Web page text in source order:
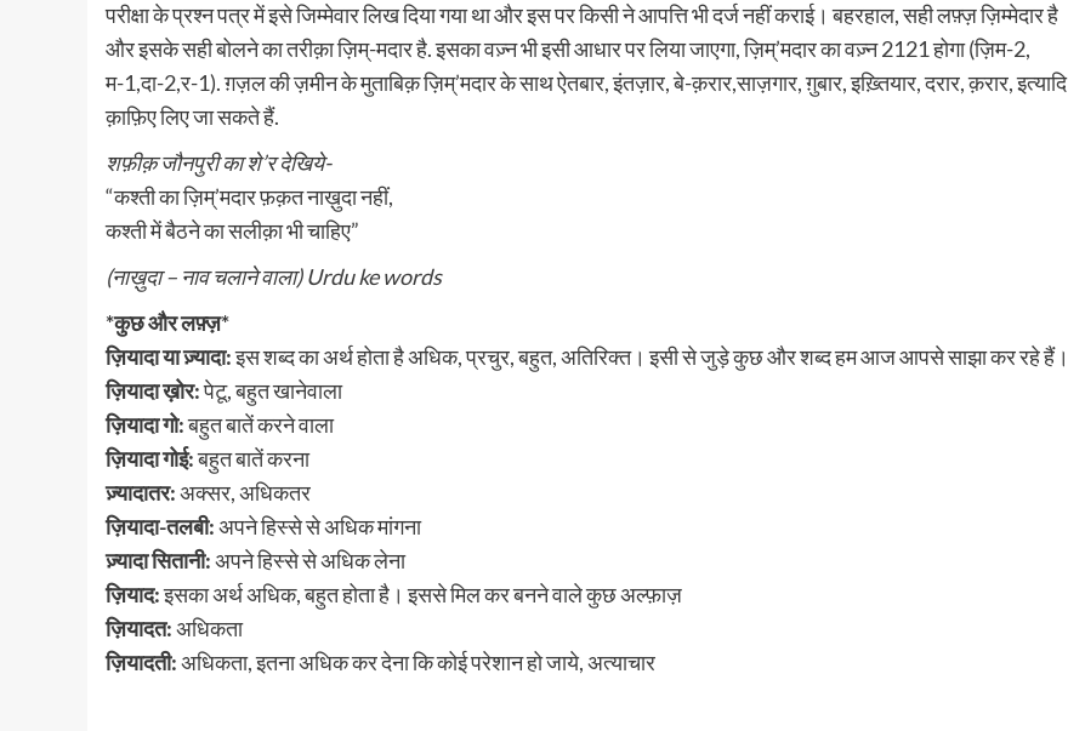
परीक्षा के प्रश्न पत्र में इसे जिम्मेवार लिख दिया गया था और इस पर किसी ने आपत्ति भी दर्ज नहीं कराई। बहरहाल, सही लफ़्ज़ ज़िम्मेदार है
और इसके सही बोलने का तरीक़ा ज़िम्-मदार है. इसका वज़्न भी इसी आधार पर लिया जाएगा, ज़िम्’मदार का वज़्न 2121 होगा (ज़िम-2,
म-1,दा-2,र-1). ग़ज़ल की ज़मीन के मुताबिक़ ज़िम्’मदार के साथ ऐतबार, इंतज़ार, बे-क़रार,साज़गार, ग़ुबार, इख़्तियार, दरार, क़रार, इत्यादि
क़ाफ़िए लिए जा सकते हैं.
शफ़ीक़ जौनपुरी का शे’र देखिये-
“कश्ती का ज़िम्’मदार फ़क़त नाख़ुदा नहीं,
कश्ती में बैठने का सलीक़ा भी चाहिए”
(नाख़ुदा – नाव चलाने वाला) Urdu ke words
*कुछ और लफ़्ज़*
ज़ियादा या ज़्यादा:इस शब्द का अर्थ होता है अधिक, प्रचुर, बहुत, अतिरिक्त। इसी से जुड़े कुछ और शब्द हम आज आपसे साझा कर रहे हैं।
ज़ियादा ख़ोर:पेटू, बहुत खानेवाला
ज़ियादा गो:बहुत बातें करने वाला
ज़ियादा गोई:बहुत बातें करना
ज़्यादातर:अक्सर, अधिकतर
ज़ियादा-तलबी:अपने हिस्से से अधिक मांगना
ज़्यादा सितानी:अपने हिस्से से अधिक लेना
ज़ियाद:इसका अर्थ अधिक, बहुत होता है। इससे मिल कर बनने वाले कुछ अल्फ़ाज़
ज़ियादत:अधिकता
ज़ियादती:अधिकता, इतना अधिक कर देना कि कोई परेशान हो जाये, अत्याचार